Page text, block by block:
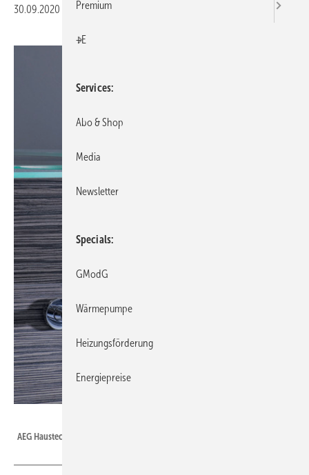
30.09.2020 Veröffentlicht in
AEG Haustechnik: Klein-Durchlauferhitzer MTE.
Premium
+E
Services
Abo & Shop
Media
Newsletter
Specials
GModG
Wärmepumpe
Heizungsförderung
Energiepreise